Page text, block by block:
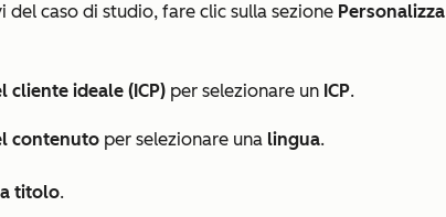
caso di studio, fare clic sulla sezione Personalizza
cliente ideale (ICP) per selezionare un ICP.
contenuto per selezionare una lingua.
titolo.